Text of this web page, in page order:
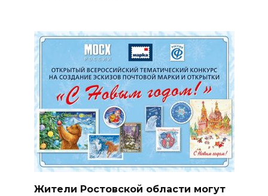
Жители Ростовской области могут